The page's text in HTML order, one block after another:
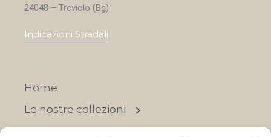
24048 – Treviolo (Bg)
Indicazioni Stradali
Home
Le nostre collezioni